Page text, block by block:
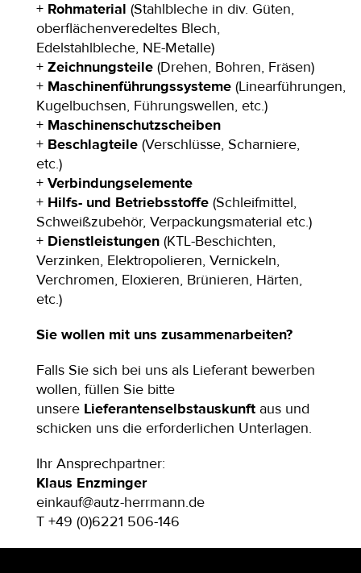
+ Rohmaterial (Stahlbleche in div. Güten,
oberflächenveredeltes Blech,
Edelstahlbleche, NE-Metalle)
+ Zeichnungsteile(Drehen, Bohren, Fräsen)
+ Maschinenführungssysteme (Linearführungen,
Kugelbuchsen, Führungswellen, etc.)
+ Maschinenschutzscheiben
+ Beschlagteile(Verschlüsse, Scharniere,
etc.)
+ Verbindungselemente
+ Hilfs- und Betriebsstoffe(Schleifmittel,
Schweißzubehör, Verpackungsmaterial etc.)
+ Dienstleistungen(KTL-Beschichten,
Verzinken, Elektropolieren, Vernickeln,
Verchromen, Eloxieren, Brünieren, Härten,
etc.)
Sie wollen mit uns zusammenarbeiten?
Falls Sie sich bei uns als Lieferant bewerben
wollen, füllen Sie bitte
unsere Lieferantenselbstauskunft aus und
schicken uns die erforderlichen Unterlagen.
Ihr Ansprechpartner:
Klaus Enzminger
einkauf@autz-herrmann.de
T +49 (0)6221 506-146